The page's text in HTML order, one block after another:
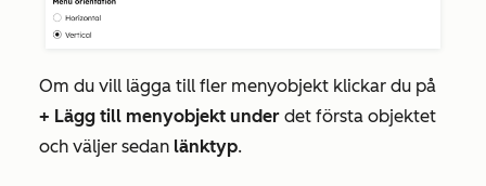
Om du vill lägga till fler menyobjekt klickar du på
+ Lägg till menyobjekt under det första objektet
och väljer sedan länktyp.